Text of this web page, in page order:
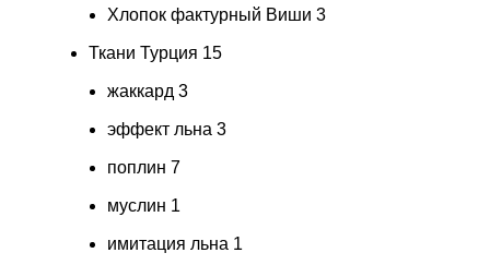
Хлопок фактурный Виши 3
Ткани Турция 15
жаккард 3
эффект льна 3
поплин 7
муслин 1
имитация льна 1